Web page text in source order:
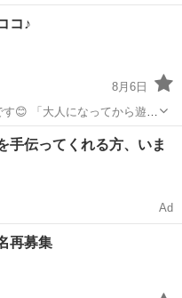
不良品の確認作業【取扱製品
コ♪
8月6日
ら遊ぶ
」 「休日をもっと楽しみた
九州
手伝ってくれる方、いま
Ad
再募集